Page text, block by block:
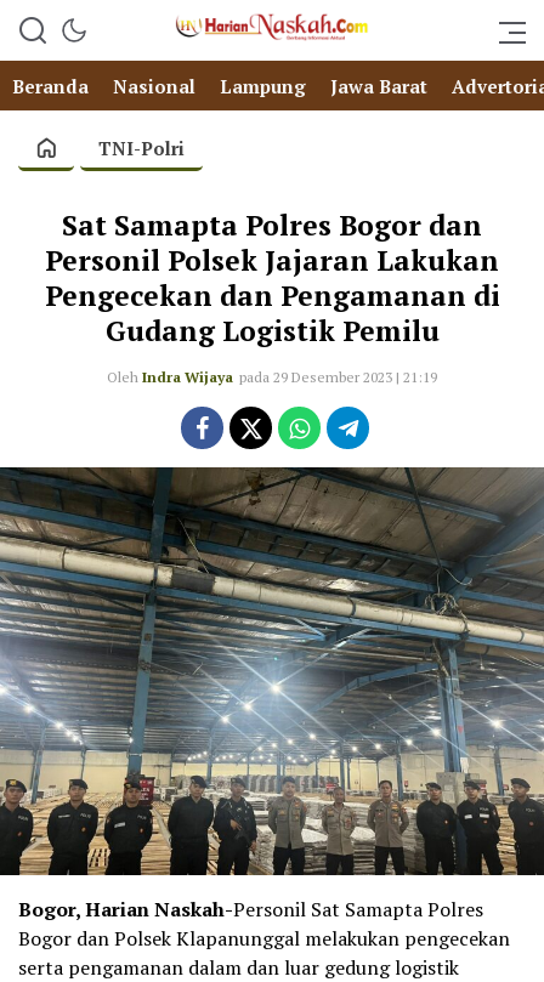
Beranda Nasional Lampung Jawa Barat
TNI-Polri
Sat Samapta Polres Bogor dan
Personil Polsek Jajaran Lakukan
Pengecekan dan Pengamanan di
Gudang Logistik Pemilu
Oleh Indra Wijaya pada 29 Desember 2023 | 21:19
Bogor, Harian Naskah-Personil Sat Samapta Polres
Bogor dan Polsek Klapanunggal melakukan pengecekan
serta pengamanan dalam dan luar gedung logistik